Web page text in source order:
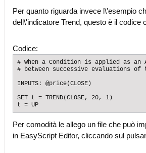
Per quanto riguarda invece l\'esempio
dell\'indicatore Trend, questo è il codice
Codice:
# When a Condition is applied as
# between successive evaluations
INPUTS: @price(CLOSE)
SET t = TREND(CLOSE, 20, 1)
t = UP
Per comodità le allego un file che può
in EasyScript Editor, cliccando sul